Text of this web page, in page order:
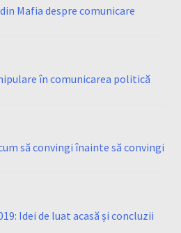
Mafia despre comunicare
în comunicarea politică
să convingi înainte să convingi
Idei de luat acasă și concluzii